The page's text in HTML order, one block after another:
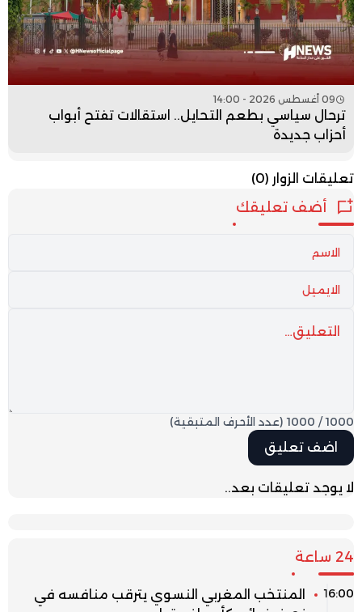
09 أغسطس 2026 - 14:00
ترحال سياسي بطعم التحايل.. استقالات تفتح أبواب
أحزاب جديدة
تعليقات الزوار (0)
أضف تعليقك
1000
/
1000 (عدد الأحرف المتبقية)
لا يوجد تعليقات بعد..
24 ساعة
16:00
المنتخب المغربي النسوي يترقب منافسه في